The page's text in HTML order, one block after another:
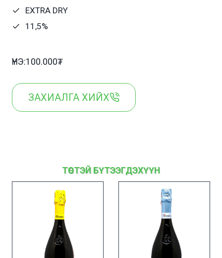
EXTRA DRY
11,5%
ҮНЭ:100.000₮
ЗАХИАЛГА ХИЙХ
ТӨСТЭЙ БҮТЭЭГДЭХҮҮН